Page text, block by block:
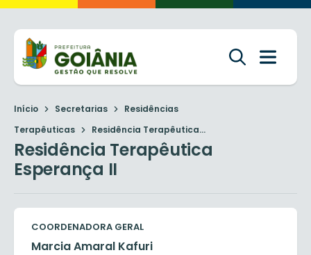
Início Secretarias
Residências
Terapêuticas
Residência Terapêutica...
Residência Terapêutica
Esperança II
COORDENADORA GERAL
Marcia Amaral Kafuri